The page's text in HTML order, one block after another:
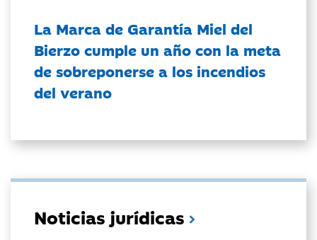
La Marca de Garantía Miel del
Bierzo cumple un año con la meta
de sobreponerse a los incendios
del verano
Noticias jurídicas